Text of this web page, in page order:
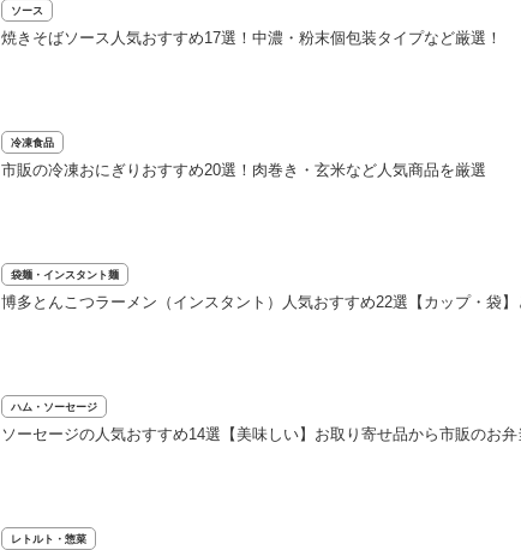
ソース
焼きそばソース人気おすすめ17選！中濃・粉末個包装タイプなど厳選！
冷凍食品
市販の冷凍おにぎりおすすめ20選！肉巻き・玄米など人気商品を厳選
袋麺・インスタント麺
博多とんこつラーメン（インスタント）人気おすすめ22選【カップ・袋
ハム・ソーセージ
ソーセージの人気おすすめ14選【美味しい】お取り寄せ品から市販のお
レトルト・惣菜